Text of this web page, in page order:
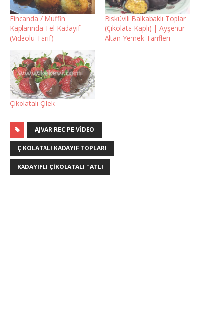
Fincanda / Muffin
Kaplarında Tel Kadayıf
(Videolu Tarif)
Bisküvili Balkabaklı Toplar
(Çikolata Kaplı) | Ayşenur
Altan Yemek Tarifleri
Çikolatalı Çilek
AJVAR RECIPE VIDEO
ÇIKOLATALI KADAYIF TOPLARI
KADAYIFLI ÇIKOLATALI TATLI